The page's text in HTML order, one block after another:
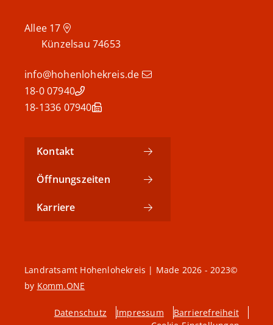
74653
Künzelsau
info@hohenlohekreis.de
07940 18-0
07940 18-1336
Kontakt
Öffnungszeiten
Karriere
©2023 - 2026 Landratsamt Hohenlohekreis | Made
by Komm.ONE
Barrierefreiheit
Impressum
Datenschutz